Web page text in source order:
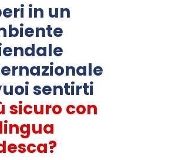
in un
sentirti
sicuro con